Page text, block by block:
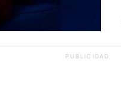
PUBLICIDAD